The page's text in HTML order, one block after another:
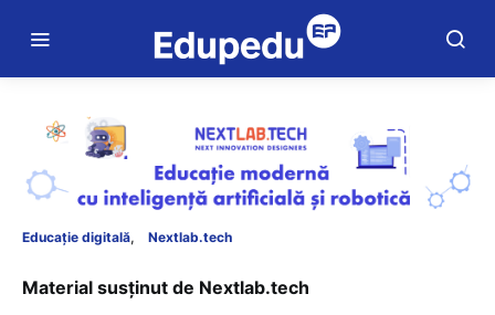
Educație digitală Nextlab.tech
Material susținut de Nextlab.tech